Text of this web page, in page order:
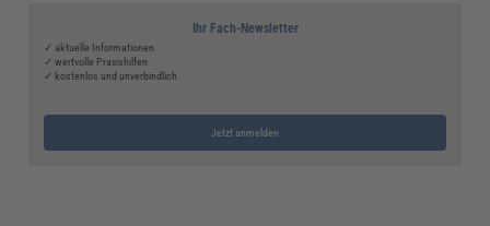
Ihr Fach-Newsletter
✓ aktuelle Informationen
✓ wertvolle Praxishilfen
✓ kostenlos und unverbindlich
Jetzt anmelden